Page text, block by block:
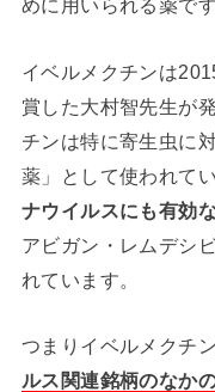
めに用いられる薬です
イベルメクチンは
賞した大村智先生が
チンは特に寄生虫に
薬」として使われて
ナウイルスにも有効
アビガン・レムデシ
れています。
つまりイベルメクチ
ルス関連銘柄のなか